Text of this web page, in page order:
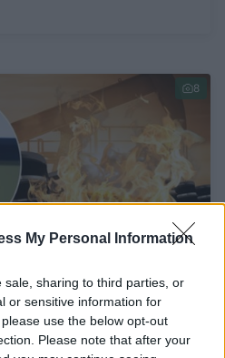
My Personal Information
sale, sharing to third parties, or
or sensitive information for
use the below opt-out
Please note that after your
8
pasekmių